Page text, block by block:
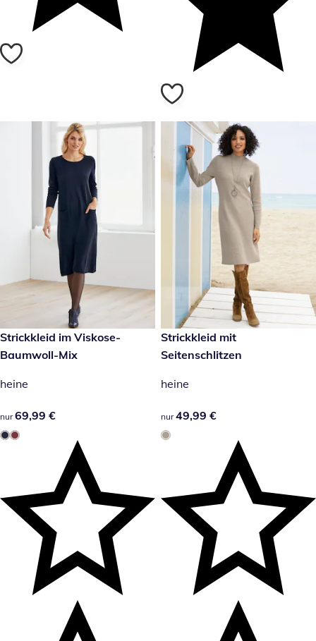
69,99 €
Strickkleid im Viskose-
Baumwoll-Mix
heine
69,99 €
nur 69,99 €
49,99 €
Strickkleid mit
Seitenschlitzen
heine
49,99 €
nur 49,99 €